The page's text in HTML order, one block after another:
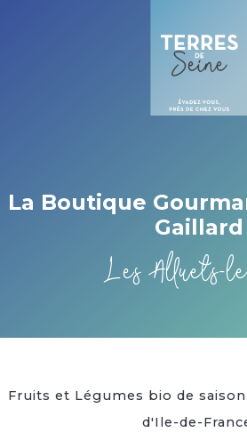
La Boutique
Gaillard
Les Alluets-
Fruits et Légumes bio de
d'Ile-de-